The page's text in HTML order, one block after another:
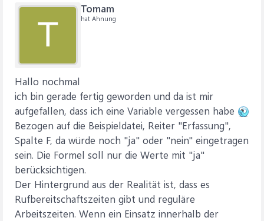
T
Tomam
hat Ahnung
Hallo nochmal
ich bin gerade fertig geworden und da ist mir
aufgefallen, dass ich eine Variable vergessen habe
Bezogen auf die Beispieldatei, Reiter "Erfassung",
Spalte F, da würde noch "ja" oder "nein" eingetragen
sein. Die Formel soll nur die Werte mit "ja"
berücksichtigen.
Der Hintergrund aus der Realität ist, dass es
Rufbereitschaftszeiten gibt und reguläre
Arbeitszeiten. Wenn ein Einsatz innerhalb der